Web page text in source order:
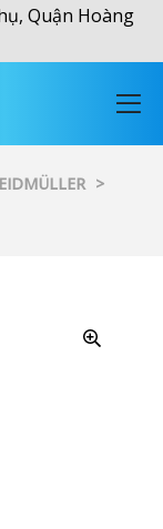
Quận Hoàng
>